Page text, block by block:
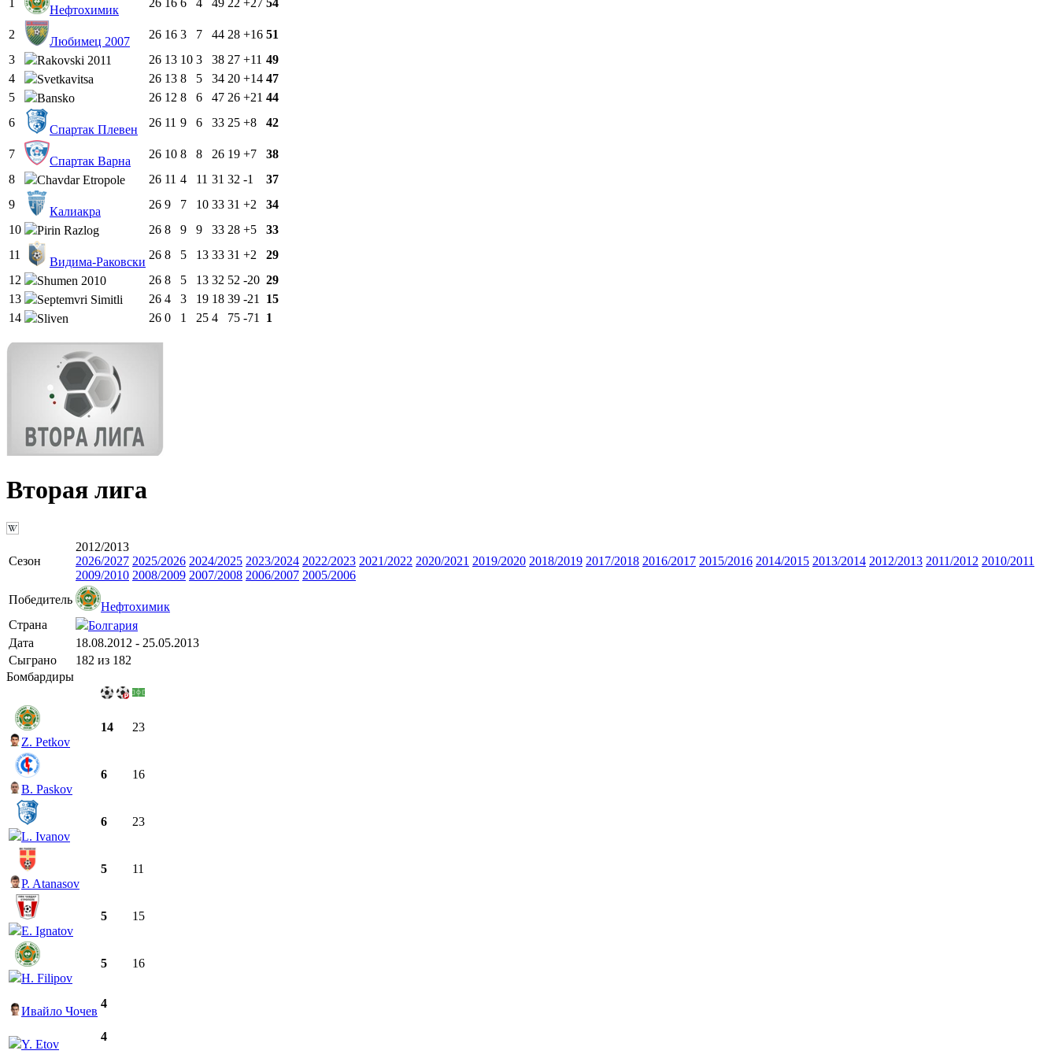
Нефтохимик
2
Любимец 2007
26 16 3 7 44 28 +16 51
3
Rakovski 2011 26 13 10 3 38 27 +11 49
4
Svetkavitsa 26 13 8 5 34 20 +14 47
5
Bansko 26 12 8 6 47 26 +21 44
6
Спартак Плевен
26 11 9 6 33 25 +8 42
7
Спартак Варна
26 10 8 8 26 19 +7
38
8
Chavdar Etropole 26 11 4 11 31 32 -1
37
9
Калиакра
26 9 7 10 33 31 +2
34
10
Pirin Razlog 26 8 9 9 33 28 +5
33
11
Видима-Раковски
26 8 5 13 33 31 +2
29
12
Shumen 2010 26 8 5 13 32 52 -20 29
13
Septemvri Simitli 26 4 3 19 18 39 -21
15
14
Sliven 26 0 1 25 4 75 -71 1
Вторая лига
Сезон
2012/2013
2026/2027 2025/2026 2024/2025 2023/2024 2022/2023 2021/2022 2020/2021 2019/2020 2018/2019 2017/2018 2016/2017 2015/2016 2014/2015 2013/2014 2012/2013 2011/2012 2010/2011
2009/2010 2008/2009 2007/2008 2006/2007 2005/2006
Победитель
Нефтохимик
Страна
Болгария
Дата
18.08.2012 - 25.05.2013
Сыграно
182 из 182
Бомбардиры
Z. Petkov
14 23
B. Paskov
6 16
L. Ivanov
6 23
P. Atanasov
5 11
E. Ignatov
5 15
H. Filipov
5 16
Ивайло Чочев
4
Y. Etov
4